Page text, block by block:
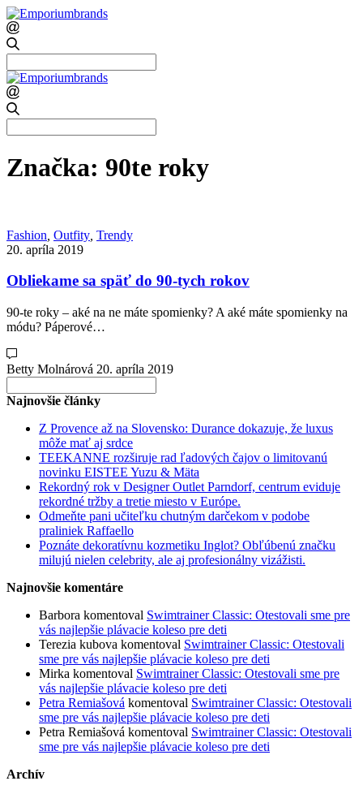
for:
for:
Značka: 90te roky
Fashion Outfity Trendy
20. apríla 2019
Obliekame sa späť do 90-tych rokov
90-te roky – aké na ne máte spomienky? A aké máte spomienky na
módu? Páperové…
Betty Molnárová 20. apríla 2019
for:
Najnovšie články
Z Provence až na Slovensko: Durance dokazuje, že luxus
môže mať aj srdce
TEEKANNE rozširuje rad ľadových čajov o limitovanú
novinku EISTEE Yuzu & Mäta
Rekordný rok v Designer Outlet Parndorf, centrum eviduje
rekordné tržby a tretie miesto v Európe.
Odmeňte pani učiteľku chutným darčekom v podobe
praliniek Raffaello
Poznáte dekoratívnu kozmetiku Inglot? Obľúbenú značku
milujú nielen celebrity, ale aj profesionálny vizážisti.
Najnovšie komentáre
Barbora komentoval Swimtrainer Classic: Otestovali sme pre
vás najlepšie plávacie koleso pre deti
Terezia kubova komentoval Swimtrainer Classic: Otestovali
sme pre vás najlepšie plávacie koleso pre deti
Mirka komentoval Swimtrainer Classic: Otestovali sme pre
vás najlepšie plávacie koleso pre deti
Petra Remiašová komentoval Swimtrainer Classic: Otestovali
sme pre vás najlepšie plávacie koleso pre deti
Petra Remiašová komentoval Swimtrainer Classic: Otestovali
sme pre vás najlepšie plávacie koleso pre deti
Archív